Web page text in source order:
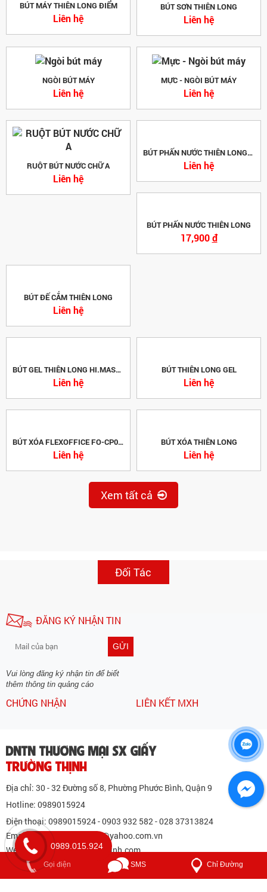
BÚT MÁY THIÊN LONG ĐIỂM
Liên hệ
BÚT SƠN THIÊN LONG
Liên hệ
NGÒI BÚT MÁY
Liên hệ
MỰC - NGÒI BÚT MÁY
Liên hệ
BÚT PHẤN NƯỚC THIÊN LONG CM-01
Liên hệ
BÚT ĐẾ CẮM THIÊN LONG
Liên hệ
BÚT GEL THIÊN LONG HI.MASTER
Liên hệ
BÚT THIÊN LONG GEL
Liên hệ
Xem tất cả
Đối Tác
Vui lòng đăng ký nhận tin để biết
thêm thông tin quảng cáo
CHỨNG NHẬN
DNTN THƯƠNG MẠI SX GIẤY
TRƯỜNG THỊNH
Địa chỉ: 30 - 32 Đường số 8, Phường Phước Bình, Quận 9
Hotline: 0989015924
0989.015.924
Gọi điện SMS Chỉ Đường